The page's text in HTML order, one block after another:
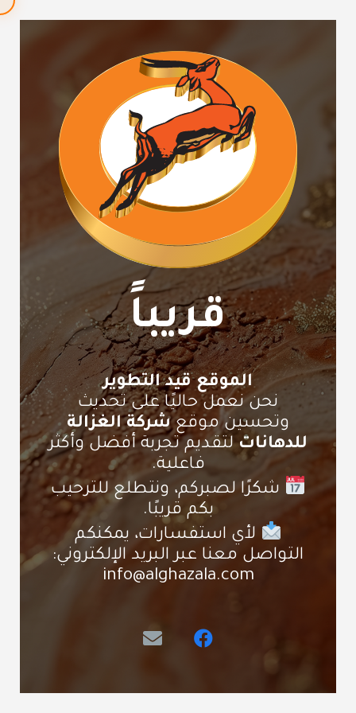
قريباً
الموقع قيد التطوير
نحن نعمل حاليًا على تحديث
وتحسين موقعشركة الغزالة
للدهاناتلتقديم تجربة أفضل وأكثر
فاعلية.
شكرًا لصبركم، ونتطلع للترحيب
بكم قريبًا.
لأي استفسارات، يمكنكم
التواصل معنا عبر البريد الإلكتروني:
info@alghazala.com